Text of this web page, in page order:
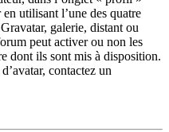
utilisant l’une des quatre
galerie, distant ou
peut activer ou non les
dont ils sont mis à disposition.
contactez un